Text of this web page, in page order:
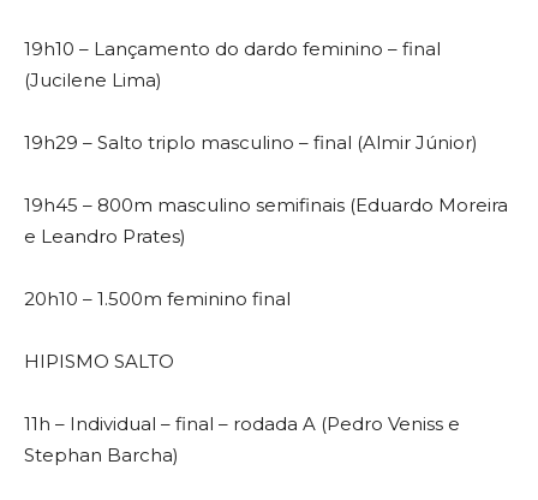
19h10 – Lançamento do dardo feminino – final
(Jucilene Lima)
19h29 – Salto triplo masculino – final (Almir Júnior)
19h45 – 800m masculino semifinais (Eduardo Moreira
e Leandro Prates)
20h10 – 1.500m feminino final
HIPISMO SALTO
11h – Individual – final – rodada A (Pedro Veniss e
Stephan Barcha)